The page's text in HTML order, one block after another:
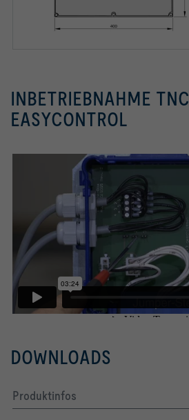
INBETRIEBNAHME TNC
EASYCONTROL
DOWNLOADS
Produktinfos